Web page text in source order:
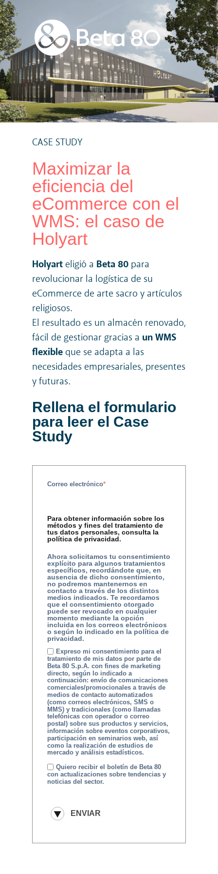
CASE STUDY
Maximizar la
eficiencia del
eCommerce con el
WMS: el caso de
Holyart
Holyarteligió a Beta 80 para
revolucionar la logística de su
eCommerce de arte sacro y artículos
religiosos.
El resultado es un almacén renovado,
fácil de gestionar gracias a un WMS
flexibleque se adapta a las
necesidades empresariales, presentes
y futuras.
Rellena el formulario
para leer el Case
Study
Correo electrónico*
Para obtener información sobre los
métodos y fines del tratamiento de
tus datos personales, consulta la
política de privacidad.
Ahora solicitamos tu consentimiento
explícito para algunos tratamientos
específicos, recordándote que, en
ausencia de dicho consentimiento,
no podremos mantenernos en
contacto a través de los distintos
medios indicados. Te recordamos
que el consentimiento otorgado
puede ser revocado en cualquier
momento mediante la opción
incluida en los correos electrónicos
o según lo indicado en la política de
privacidad.
Expreso mi consentimiento para el
tratamiento de mis datos por parte de
Beta 80 S.p.A. con fines de marketing
directo, según lo indicado a
continuación: envío de comunicaciones
comerciales/promocionales a través de
medios de contacto automatizados
(como correos electrónicos, SMS o
MMS) y tradicionales (como llamadas
telefónicas con operador o correo
postal) sobre sus productos y servicios,
información sobre eventos corporativos,
participación en seminarios web, así
como la realización de estudios de
mercado y análisis estadísticos.
Quiero recibir el boletín de Beta 80
con actualizaciones sobre tendencias y
noticias del sector.